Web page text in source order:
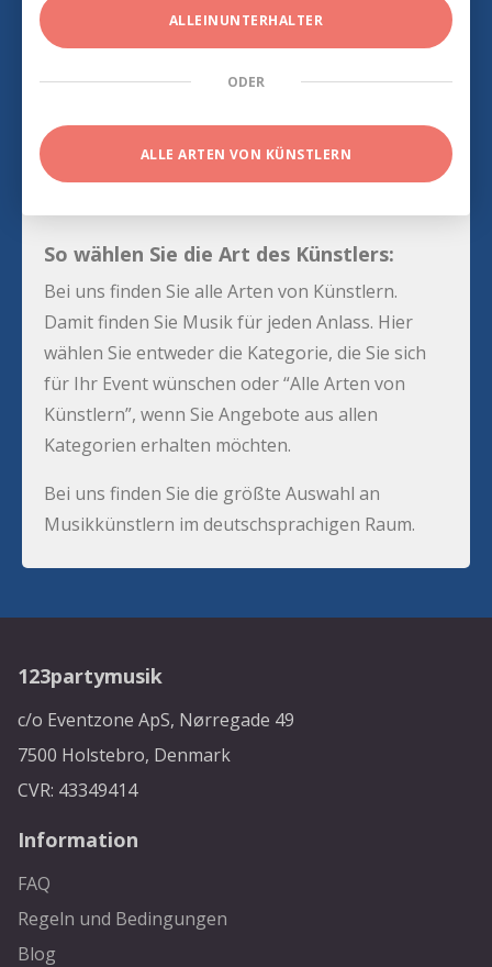
ALLEINUNTERHALTER
ODER
ALLE ARTEN VON KÜNSTLERN
So wählen Sie die Art des Künstlers:
Bei uns finden Sie alle Arten von Künstlern.
Damit finden Sie Musik für jeden Anlass. Hier
wählen Sie entweder die Kategorie, die Sie sich
für Ihr Event wünschen oder “Alle Arten von
Künstlern”, wenn Sie Angebote aus allen
Kategorien erhalten möchten.
Bei uns finden Sie die größte Auswahl an
Musikkünstlern im deutschsprachigen Raum.
123partymusik
c/o Eventzone ApS, Nørregade 49
7500 Holstebro, Denmark
CVR: 43349414
Information
FAQ
Regeln und Bedingungen
Blog